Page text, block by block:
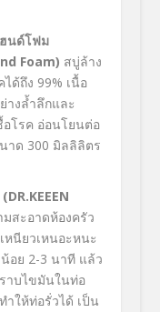
นด์โฟม
Foam) สบู่ล้าง
ด้ถึง 99% เนื้อ
างล้ำลึกและ
โรค อ่อนโยนต่อ
าด 300 มิลลิลิตร
.KEEEN
สะอาดห้องครัว
หนียวเหนอะหนะ
อย 2-3 นาที แล้ว
าบไขมันในท่อ
ให้ท่อรั่วได้ เป็น